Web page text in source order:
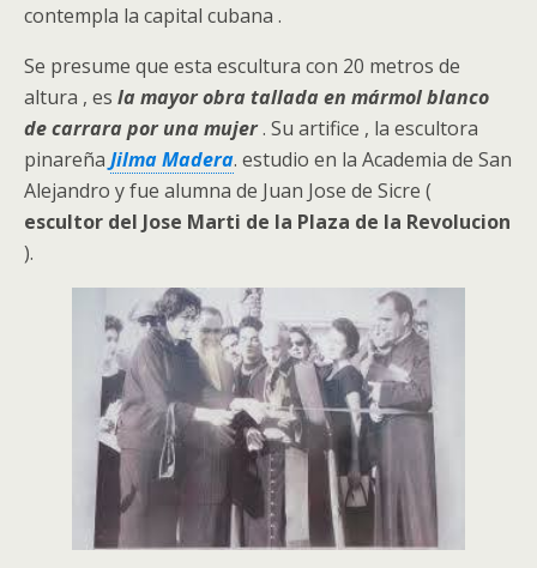
contempla la capital cubana .
Se presume que esta escultura con 20 metros de
altura , es la mayor obra tallada en mármol blanco
de carrara por una mujer. Su artifice , la escultora
pinareña Jilma Madera. estudio en la Academia de San
Alejandro y fue alumna de Juan Jose de Sicre (
escultor del Jose Marti de la Plaza de la Revolucion
).